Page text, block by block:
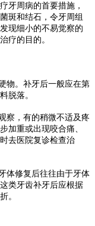
周病的首要措施，
斑和结石，令牙周组
现细小的不易觉察的
疗的目的。
。补牙后一般应在第
脱落。
，有的稍微不适及疼
加重或出现咬合痛、
去医院复诊检查治
修复后往往由于牙体
类牙齿补牙后应根据
。